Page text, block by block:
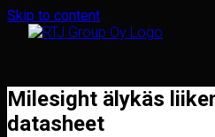
Skip to content
Milesight älykäs
datasheet